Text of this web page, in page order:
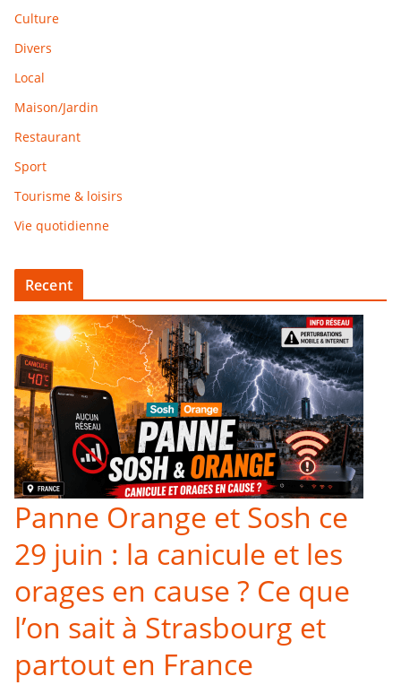
Culture
Divers
Local
Maison/Jardin
Restaurant
Sport
Tourisme & loisirs
Vie quotidienne
Recent
Panne Orange et Sosh ce
29 juin : la canicule et les
orages en cause ? Ce que
l’on sait à Strasbourg et
partout en France